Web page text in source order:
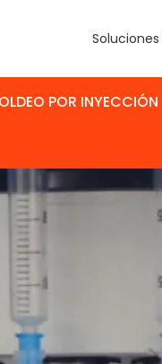
Soluciones
POR INYECCIÓN